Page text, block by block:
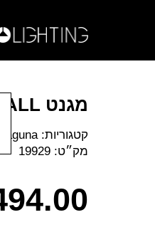
מגנט MICRO GLASS BALL
קטגוריות:Laguna
מק״ט:19929